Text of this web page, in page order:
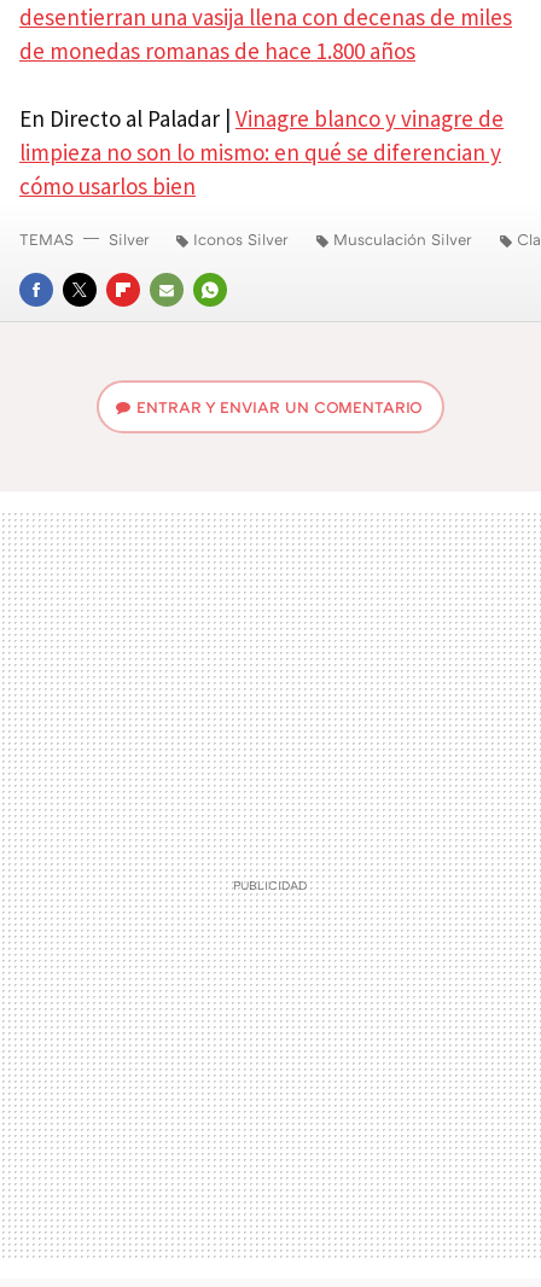
desentierran una vasija llena con decenas de miles
de monedas romanas de hace 1.800 años
En Directo al Paladar | Vinagre blanco y vinagre de
limpieza no son lo mismo: en qué se diferencian y
cómo usarlos bien
FACEBOOK
TWITTERFLIPBOARD
E-
WHATSAPP
TEMAS Silver Iconos Silver Musculación Silver
ENTRAR Y ENVIAR UN COMENTARIO